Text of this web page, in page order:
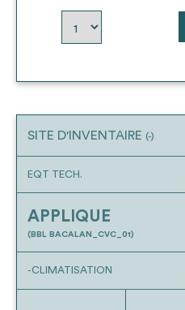
SITE D'INVENTAIRE (-)
EQT TECH.
APPLIQUE
(BBL BACALAN_CVC_01)
-CLIMATISATION